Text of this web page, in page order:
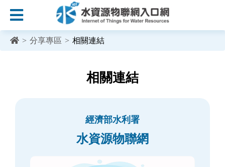
跳到主要內容區塊
> 分享專區 > 相關連結
相關連結
經濟部水利署
水資源物聯網